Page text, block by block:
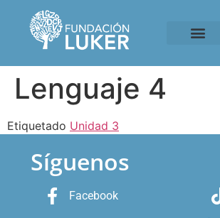
Lenguaje 4
Etiquetado Unidad 3
Síguenos
Facebook